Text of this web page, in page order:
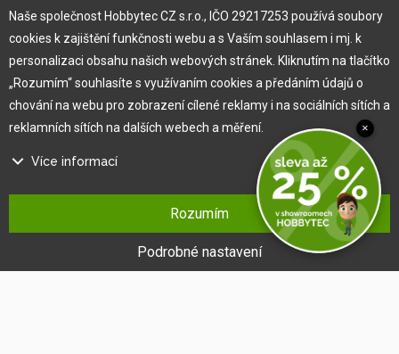
Pro zákazníka
Obchodní podmínky
Věrnostní program
Jak na reklamaci
Výprodej
Naše společnost Hobbytec CZ s.r.o., IČO 29217253 používá soubory
cookies k zajištění funkčnosti webu a s Vaším souhlasem i mj. k
personalizaci obsahu našich webových stránek. Kliknutím na tlačítko
„Rozumím“ souhlasíte s využívaním cookies a předáním údajů o
chování na webu pro zobrazení cílené reklamy i na sociálních sítích a
reklamních sítích na dalších webech a měření.
Více informací
Na našem webu používáme několik druhů kategorií cookies:
Ty jsou nezbytně nutné pro fungování webu a jeho funkcí, které se
rozhodnete využívat. Bez nich by náš web nefungoval, např. by nebylo
Rozumím
Podrobné nastavení
×